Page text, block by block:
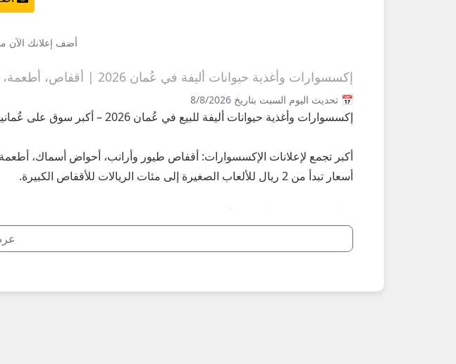
أضف إعلانك الآن
إكسسوارات وأغذية حيوانات أليفة في عُمان 2026 | أقفاص، أطعمة، ألعاب
📅 تحديث اليوم السبت بتاريخ 8/8/2026
إكسسوارات وأغذية حيوانات أليفة للبيع في عُمان 2026 – أكبر سوق على عُمانيستا
أكبر تجمع لإعلانات الإكسسوارات: أقفاص طيور وأرانب، أحواض أسماك،
أسعار تبدأ من 2 ريال للألعاب الصغيرة إلى مئات الريالات للأقفاص الكبيرة.
- أطعمة ومكملات غذائية
- أقفاص وأحواض جاهزة
- ناقلات وأسرة مريحة